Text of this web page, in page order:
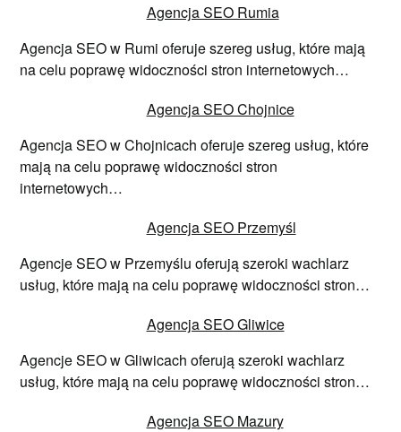
Agencja SEO Rumia
Agencja SEO w Rumi oferuje szereg usług, które mają
na celu poprawę widoczności stron internetowych…
Agencja SEO Chojnice
Agencja SEO w Chojnicach oferuje szereg usług, które
mają na celu poprawę widoczności stron
internetowych…
Agencja SEO Przemyśl
Agencje SEO w Przemyślu oferują szeroki wachlarz
usług, które mają na celu poprawę widoczności stron…
Agencja SEO Gliwice
Agencje SEO w Gliwicach oferują szeroki wachlarz
usług, które mają na celu poprawę widoczności stron…
Agencja SEO Mazury